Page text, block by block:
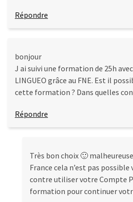
Répondre
bonjour
J ai suivi une formation de 25h
LINGUEO grâce au FNE. Est il
cette formation ? Dans quelles
Répondre
Très bon choix 🙂
France cela n’est pas possible
contre utiliser votre Compte
formation pour continuer